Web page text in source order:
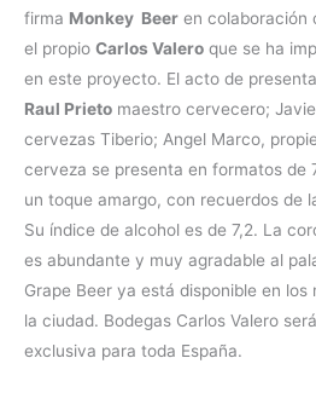
firma Monkey Beer en colaboración
el propio Carlos Valero que se ha
en este proyecto. El acto de
Raul Prieto maestro cervecero;
cervezas Tiberio; Angel Marco,
cerveza se presenta en formatos de
un toque amargo, con recuerdos de
Su índice de alcohol es de 7,2. La
es abundante y muy agradable al
Grape Beer ya está disponible en
la ciudad. Bodegas Carlos Valero
exclusiva para toda España.